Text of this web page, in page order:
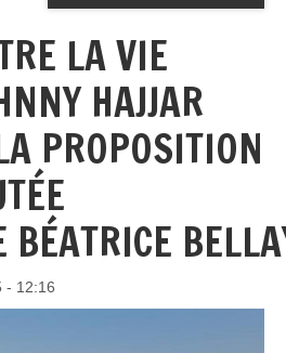
LA VIE
HAJJAR
PROPOSITION
BÉATRICE
- 12:16